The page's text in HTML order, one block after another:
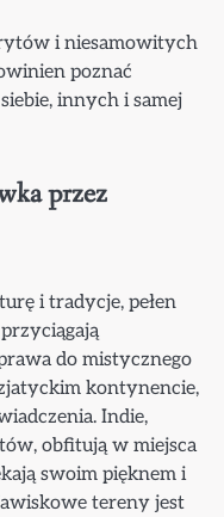
i niesamowitych
poznać
innych i samej
przez
i tradycje, pełen
do mistycznego
kontynencie,
Indie,
obfitują w miejsca
swoim pięknem i
tereny jest